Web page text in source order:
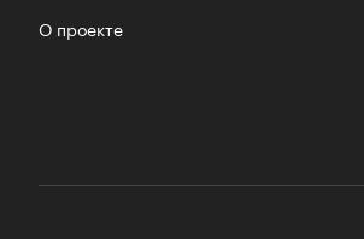
О проекте